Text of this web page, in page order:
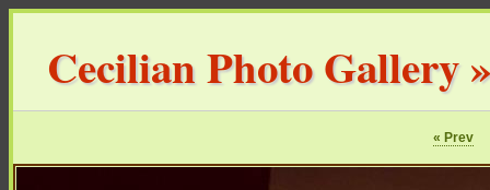
Cecilian Photo Gallery
« Prev